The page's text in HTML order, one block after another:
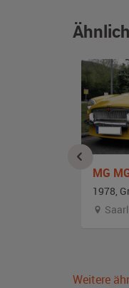
MG
1978,
Weitere